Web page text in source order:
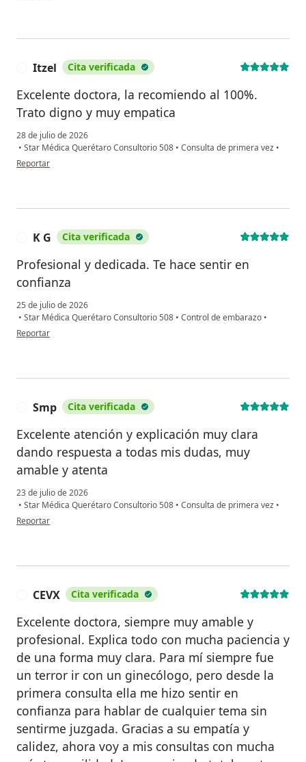
Itzel Cita verificada
Excelente doctora, la recomiendo al 100%.
Trato digno y muy empatica
28 de julio de 2026
• Star Médica Querétaro Consultorio 508 • Consulta de primera vez •
en opinión del usuario Itzel
Reportar
K G Cita verificada
Profesional y dedicada. Te hace sentir en
confianza
25 de julio de 2026
• Star Médica Querétaro Consultorio 508 • Control de embarazo •
en opinión del usuario K G
Reportar
Smp Cita verificada
Excelente atención y explicación muy clara
dando respuesta a todas mis dudas, muy
amable y atenta
23 de julio de 2026
• Star Médica Querétaro Consultorio 508 • Consulta de primera vez •
en opinión del usuario Smp
Reportar
CEVX Cita verificada
Excelente doctora, siempre muy amable y
profesional. Explica todo con mucha paciencia y
de una forma muy clara. Para mí siempre fue
un terror ir con un ginecólogo, pero desde la
primera consulta ella me hizo sentir en
confianza para hablar de cualquier tema sin
sentirme juzgada. Gracias a su empatía y
calidez, ahora voy a mis consultas con mucha